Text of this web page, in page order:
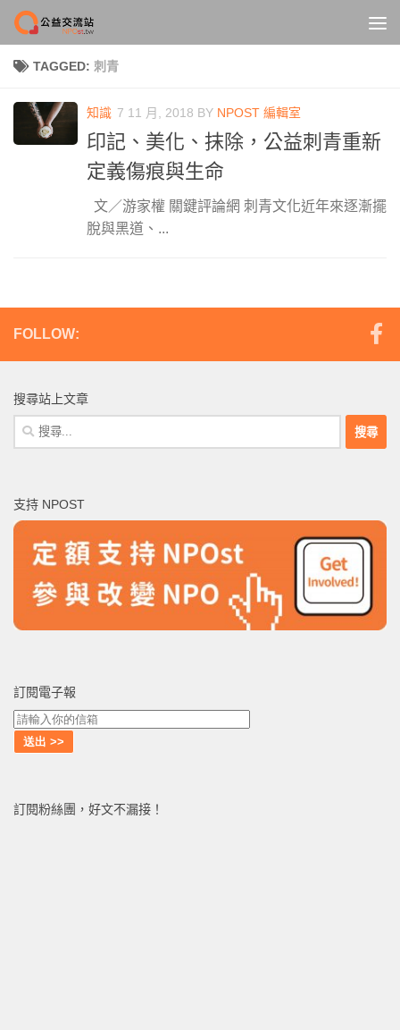
Skip to content
TAGGED: 刺青
知識 7 11 月, 2018 BY NPOST 編輯室
印記、美化、抹除，公益刺青重新
定義傷痕與生命
文／游家權 關鍵評論網 刺青文化近年來逐漸擺
脫與黑道、...
FOLLOW:
搜尋站上文章
搜
尋
字:
支持 NPOST
訂閱電子報
訂閱粉絲團，好文不漏接！